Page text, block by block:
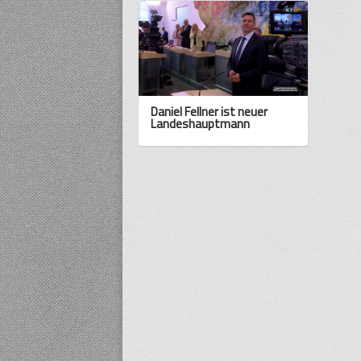
Daniel Fellner ist neuer
Landeshauptmann